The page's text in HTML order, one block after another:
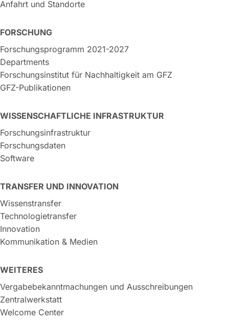
Anfahrt und Standorte
FORSCHUNG
Forschungsprogramm 2021-2027
Departments
Forschungsinstitut für Nachhaltigkeit am GFZ
GFZ-Publikationen
WISSENSCHAFTLICHE INFRASTRUKTUR
Forschungsinfrastruktur
Forschungsdaten
Software
TRANSFER UND INNOVATION
Wissenstransfer
Technologietransfer
Innovation
Kommunikation & Medien
WEITERES
Vergabebekanntmachungen und Ausschreibungen
Zentralwerkstatt
Welcome Center